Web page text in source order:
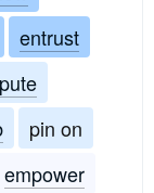
entrust
pin on
empower